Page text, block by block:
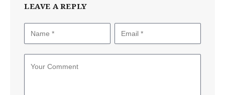
LEAVE A REPLY